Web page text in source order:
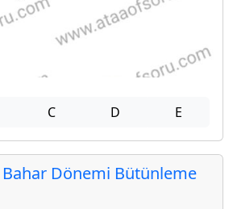
C D E
Dönemi Bütünleme